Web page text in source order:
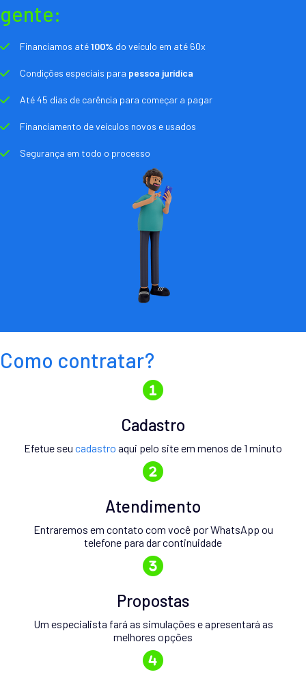
gente:
Financiamos até100% do veículo em até 60x
Condições especiais para pessoa jurídica
Até 45 dias de carência para começar a pagar
Financiamento de veículos novos e usados
Segurança em todo o processo
Como contratar?
Cadastro
Efetue seu cadastro aqui pelo site em menos de 1 minuto
Atendimento
Entraremos em contato com você por WhatsApp ou
telefone para dar continuidade
Propostas
Um especialista fará as simulações e apresentará as
melhores opções